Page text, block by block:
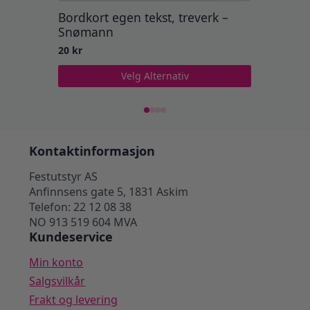
Bordkort egen tekst, treverk –
Snømann
20 kr
Velg Alternativ
Kontaktinformasjon
Festutstyr AS
Anfinnsens gate 5, 1831 Askim
Telefon: 22 12 08 38
NO 913 519 604 MVA
Kundeservice
Min konto
Salgsvilkår
Frakt og levering